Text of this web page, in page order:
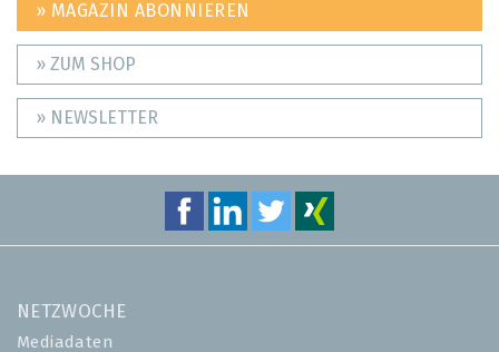
» MAGAZIN ABONNIEREN
» ZUM SHOP
» NEWSLETTER
NETZWOCHE
Mediadaten